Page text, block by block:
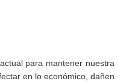
para mantener nuestra
en lo económico, dañen